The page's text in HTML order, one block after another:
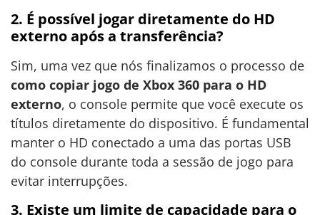
2. É possível jogar diretamente do HD
externo após a transferência?
Sim, uma vez que nós finalizamos o processo de
como copiar jogo de Xbox 360 para o HD
externo, o console permite que você execute os
títulos diretamente do dispositivo. É fundamental
manter o HD conectado a uma das portas USB
do console durante toda a sessão de jogo para
evitar interrupções.
3. Existe um limite de capacidade para o